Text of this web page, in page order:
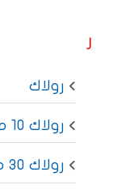
ر
رولاك
رولاك 10 ملغ
رولاك 30 ملغ